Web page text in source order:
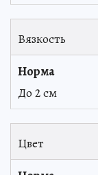
Вязкость
До 2 см
Цвет